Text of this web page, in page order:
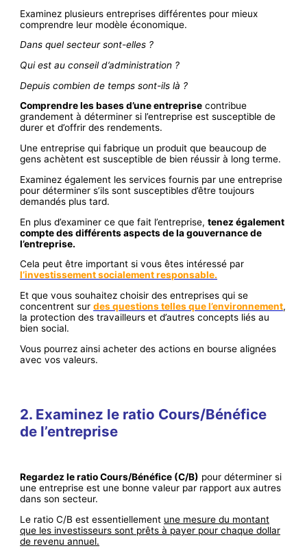
Examinez plusieurs entreprises différentes pour mieux
comprendre leur modèle économique.
Dans quel secteur sont-elles ?
Qui est au conseil d’administration ?
Depuis combien de temps sont-ils là ?
Comprendre les bases d’une entreprise contribue
grandement à déterminer si l’entreprise est susceptible de
durer et d’offrir des rendements.
Une entreprise qui fabrique un produit que beaucoup de
gens achètent est susceptible de bien réussir à long terme.
Examinez également les services fournis par une entreprise
pour déterminer s’ils sont susceptibles d’être toujours
demandés plus tard.
En plus d’examiner ce que fait l’entreprise,tenez également
compte des différents aspects de la gouvernance de
l’entreprise.
Cela peut être important si vous êtes intéressé par
l’investissement socialement responsable.
Et que vous souhaitez choisir des entreprises qui se
concentrent surdes questions telles que l’environnement,
la protection des travailleurs et d’autres concepts liés au
bien social.
Vous pourrez ainsi acheter des actions en bourse alignées
avec vos valeurs.
2. Examinez le ratio Cours/Bénéfice
de l’entreprise
Regardez le ratio Cours/Bénéfice (C/B) pour déterminer si
une entreprise est une bonne valeur par rapport aux autres
dans son secteur.
Le ratio C/B est essentiellement une mesure du montant
que les investisseurs sont prêts à payer pour chaque dollar
de revenu annuel.